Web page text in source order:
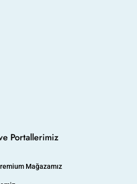
Portallerimiz
Mağazamız